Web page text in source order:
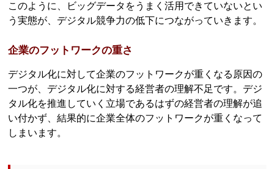
このように、ビッグデータをうまく活用できていないとい
う実態が、デジタル競争力の低下につながっていきます。
企業のフットワークの重さ
デジタル化に対して企業のフットワークが重くなる原因の
一つが、デジタル化に対する経営者の理解不足です。デジ
タル化を推進していく立場であるはずの経営者の理解が追
い付かず、結果的に企業全体のフットワークが重くなって
しまいます。